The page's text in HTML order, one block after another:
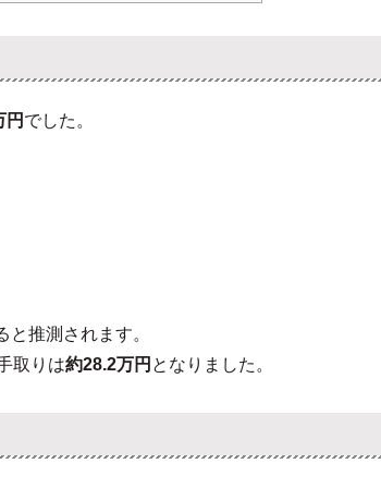
円 でした。
と推測されます。
取りは約28.2万円 となりました。